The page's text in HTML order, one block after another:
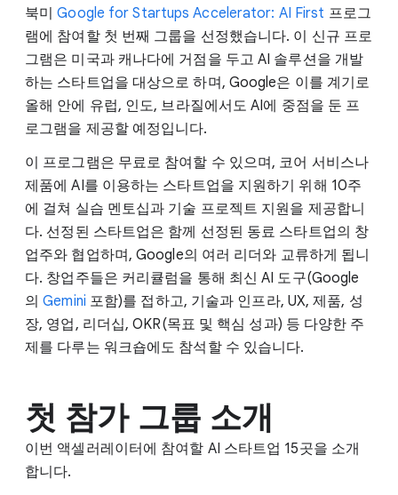
북미Google for Startups Accelerator: AI First 프로그
램에 참여할 첫 번째 그룹을 선정했습니다. 이 신규 프로
그램은 미국과 캐나다에 거점을 두고 AI 솔루션을 개발
하는 스타트업을 대상으로 하며, Google은 이를 계기로
올해 안에 유럽, 인도, 브라질에서도 AI에 중점을 둔 프
로그램을 제공할 예정입니다.
이 프로그램은 무료로 참여할 수 있으며, 코어 서비스나
제품에 AI를 이용하는 스타트업을 지원하기 위해 10주
에 걸쳐 실습 멘토십과 기술 프로젝트 지원을 제공합니
다. 선정된 스타트업은 함께 선정된 동료 스타트업의 창
업주와 협업하며, Google의 여러 리더와 교류하게 됩니
다. 창업주들은 커리큘럼을 통해 최신 AI 도구(Google
의Gemini 포함)를 접하고, 기술과 인프라, UX, 제품, 성
장, 영업, 리더십, OKR(목표 및 핵심 성과) 등 다양한 주
제를 다루는 워크숍에도 참석할 수 있습니다.
첫 참가 그룹 소개
이번 액셀러레이터에 참여할 AI 스타트업 15곳을 소개
합니다.